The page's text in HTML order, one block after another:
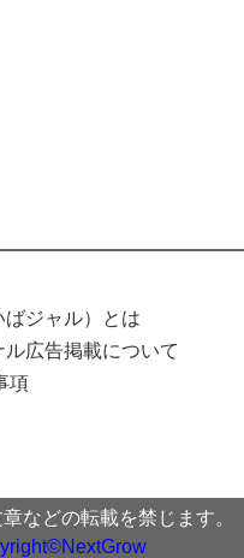
ジャル）とは
広告掲載について
項
などの転載を禁じます。